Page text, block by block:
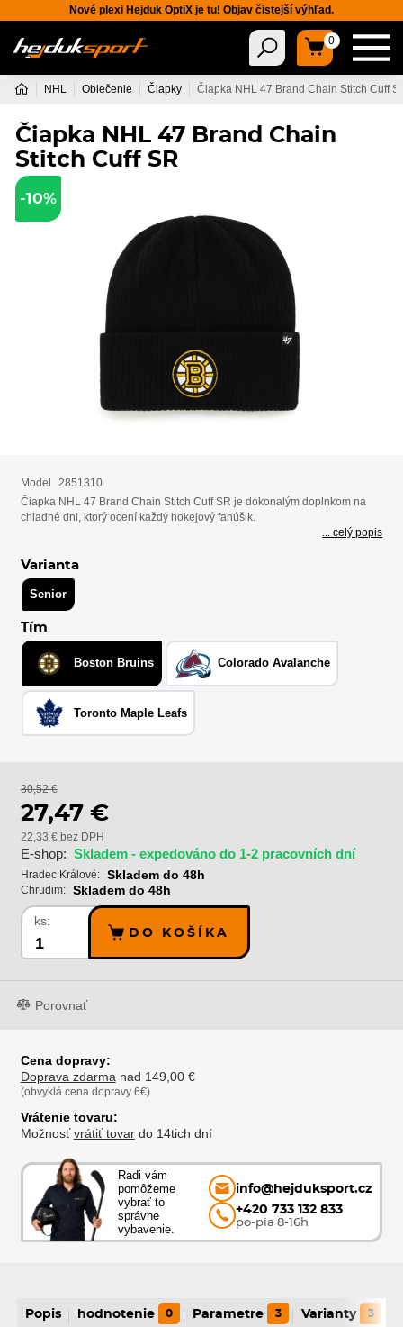
Nové plexi Hejduk OptiX je tu! Objav čistejší výhľad.
0
NHL Oblečenie Čiapky Čiapka NHL 47 Brand Chain Stitch Cuff
Čiapka NHL 47 Brand Chain
Stitch Cuff SR
-10%
Model
2851310
Čiapka NHL 47 Brand Chain Stitch Cuff SR je dokonalým doplnkom na
chladné dni, ktorý ocení každý hokejový fanúšik.
... celý popis
Varianta
Senior
Tím
Boston Bruins Colorado Avalanche
Toronto Maple Leafs
30,52 €
27,47 €
22,33 € bez DPH
E-shop: Skladem - expedováno do 1-2 pracovních dní
Hradec Králové: Skladem do 48h
Chrudim: Skladem do 48h
ks:
DO KOŠÍKA
Porovnať
Cena dopravy:
Doprava zdarmanad 149,00 €
(obvyklá cena dopravy 6€)
Vrátenie tovaru:
Možnosťvrátiť tovardo 14tich dní
Radi vám
pomôžeme
vybrať to
správne
vybavenie.
info@hejduksport.cz
+420 733 132 833
po-pia 8-16h
Popis hodnotenie 0 Parametre 3 Varianty 3